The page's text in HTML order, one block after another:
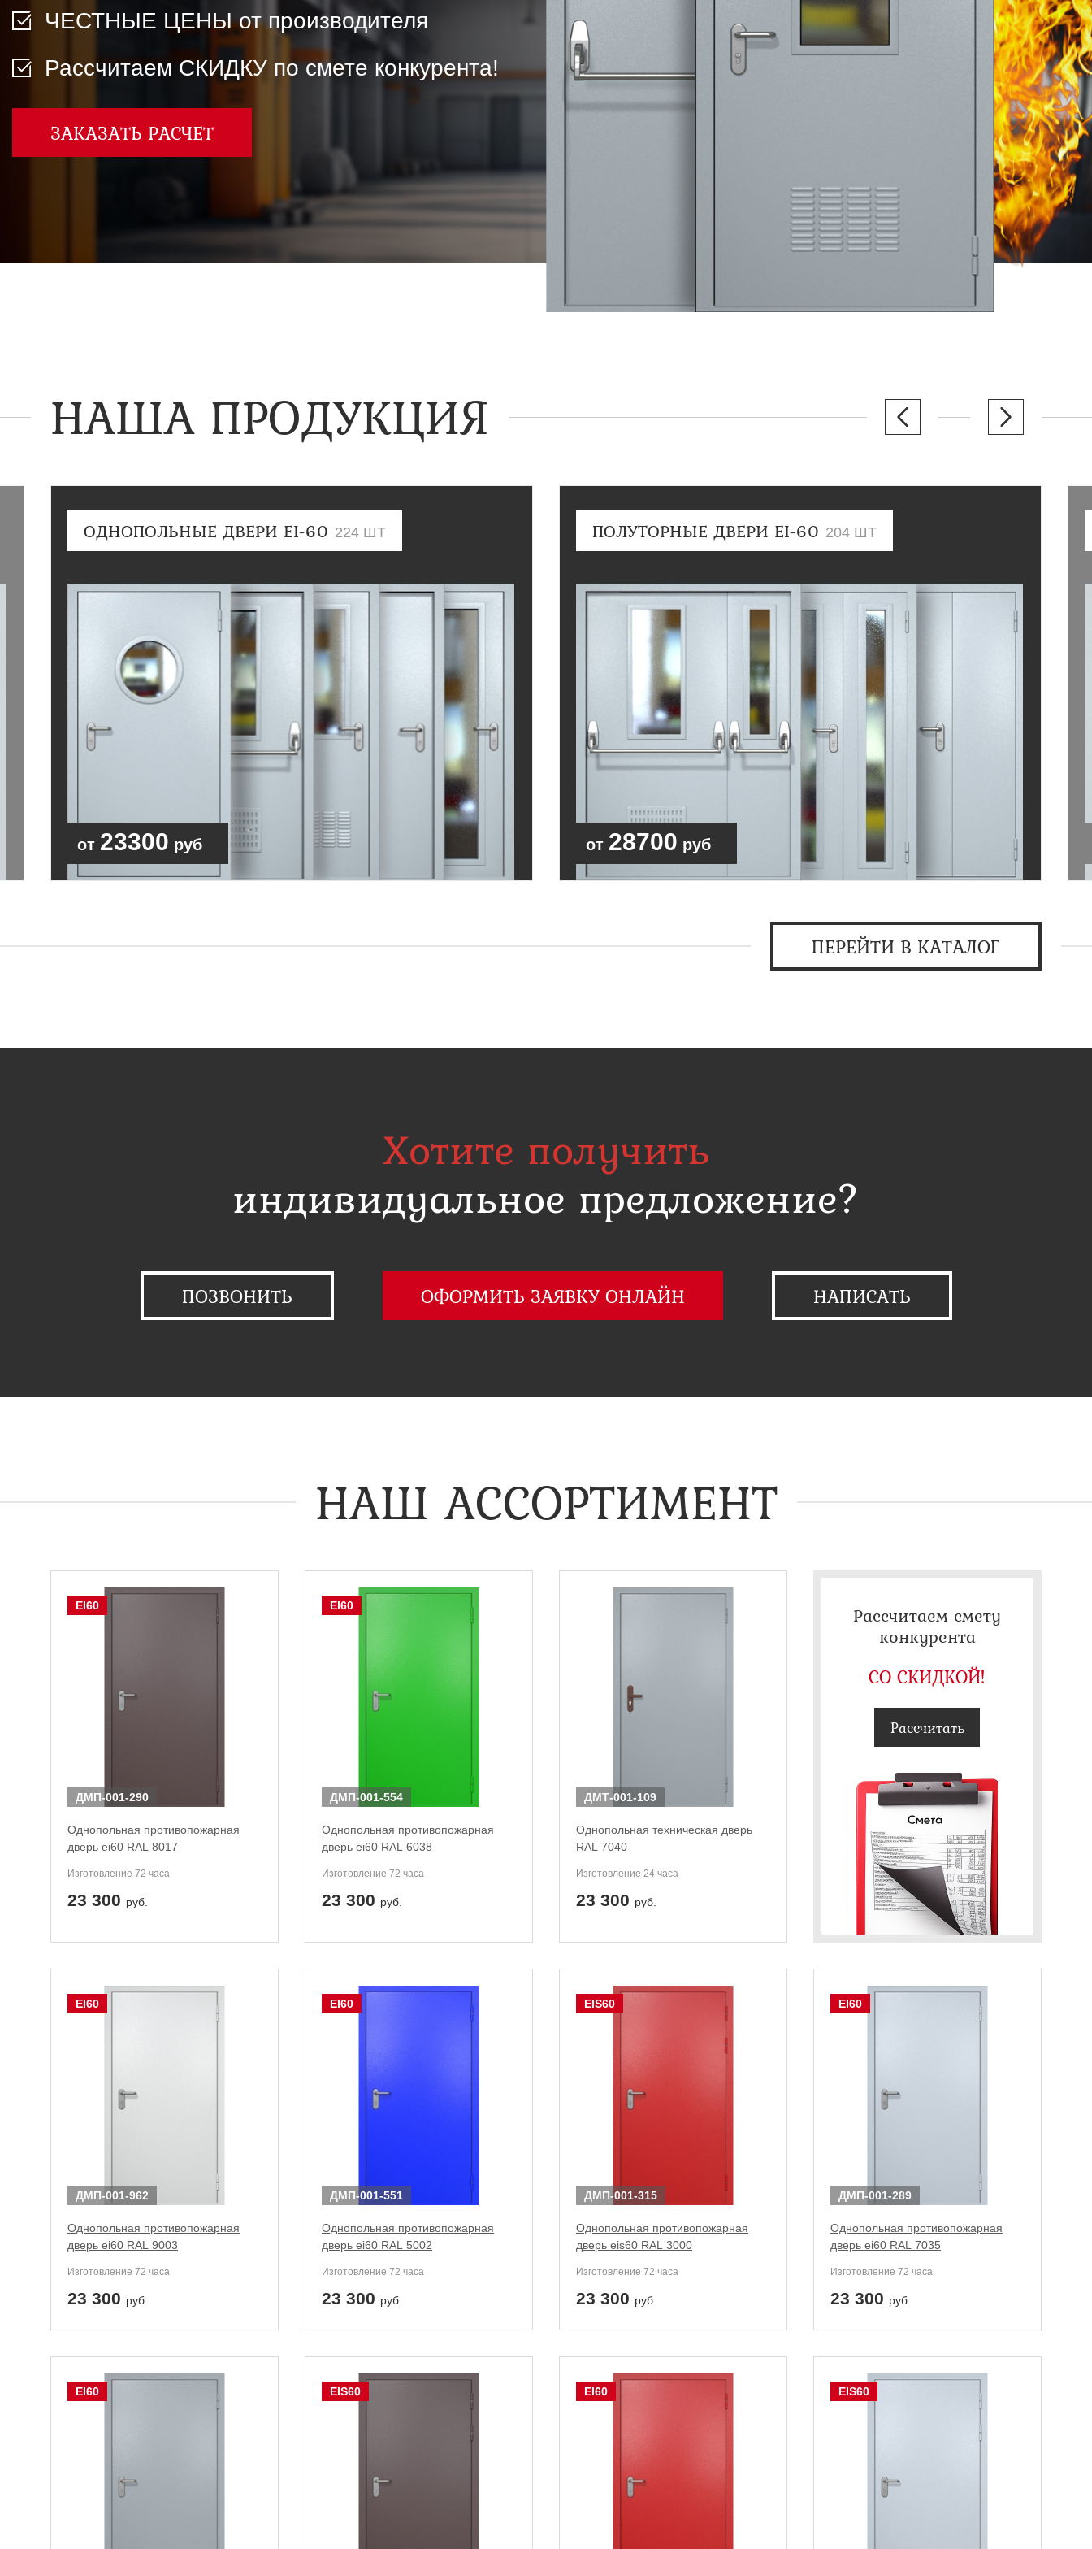
Двери ei-60 для производственных помещений
Противопожарные двери со стыковочным узлом
ЧЕСТНЫЕ ЦЕНЫ от производителя
Рассчитаем СКИДКУ по смете конкурента!
ЗАКАЗАТЬ РАСЧЕТ
НАША ПРОДУКЦИЯ
ОДНОПОЛЬНЫЕ ДВЕРИ EI-60 224 ШТ
от 23300 руб
ПОЛУТОРНЫЕ ДВЕРИ EI-60 204 ШТ
от 28700 руб
ПЕРЕЙТИ В КАТАЛОГ
Хотите получить
индивидуальное предложение?
ПОЗВОНИТЬ ОФОРМИТЬ ЗАЯВКУ ОНЛАЙН НАПИСАТЬ
НАШ АССОРТИМЕНТ
EI60
ДМП-001-290
Однопольная противопожарная
дверь ei60 RAL 8017
Изготовление 72 часа
23 300 руб.
EI60
ДМП-001-554
Однопольная противопожарная
дверь ei60 RAL 6038
Изготовление 72 часа
23 300 руб.
ДМТ-001-109
Однопольная техническая дверь
RAL 7040
Изготовление 24 часа
23 300 руб.
Рассчитаем смету
конкурента
СО СКИДКОЙ!
Рассчитать
EI60
ДМП-001-962
Однопольная противопожарная
дверь ei60 RAL 9003
Изготовление 72 часа
23 300 руб.
EI60
ДМП-001-551
Однопольная противопожарная
дверь ei60 RAL 5002
Изготовление 72 часа
23 300 руб.
EIS60
ДМП-001-315
Однопольная противопожарная
дверь eis60 RAL 3000
Изготовление 72 часа
23 300 руб.
EI60
ДМП-001-289
Однопольная противопожарная
дверь ei60 RAL 7035
Изготовление 72 часа
23 300 руб.
EI60 EIS60 EI60 EIS60